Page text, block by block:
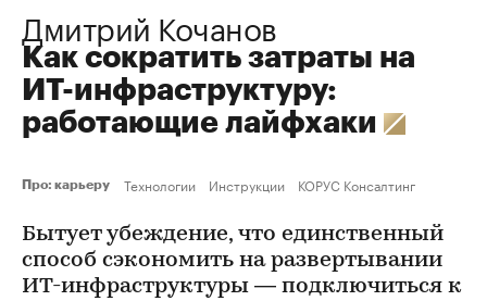
Дмитрий Кочанов
Как сократить затраты на
ИТ-инфраструктуру:
работающие лайфхаки
Про: карьеру Технологии Инструкции КОРУС Консалтинг
Бытует убеждение, что единственный
способ сэкономить на развертывании
ИТ-инфраструктуры — подключиться к